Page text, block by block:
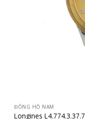
ĐỒNG HỒ NAM
Longines L4.774.3.37.7